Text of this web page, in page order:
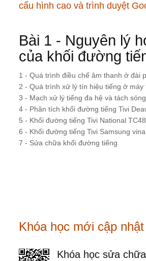
cấu hình cao và trình duyệt
Bài 1 - Nguyên lý
của khối đường
1 - Quá trình điều chế âm thanh ở đài
2 - Quá trình xử lý tín hiệu tiếng ở máy
3 - Mạch xử lý tiếng đa hệ và tách
4 - Phân tích khối đường tiếng Tivi
5 - Khối đường tiếng Tivi National
6 - Khối đường tiếng Tivi Samsung
7 - Sửa chữa khối đường tiếng
Khóa học mới cập nhật
Khóa học sửa